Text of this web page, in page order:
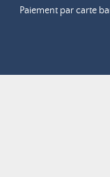
Paiement par carte